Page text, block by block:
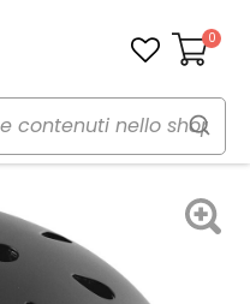
Carrello
0
Casco